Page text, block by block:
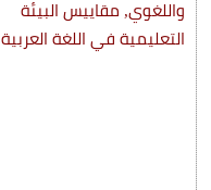
واللغوي, مقاييس البيئة
التعليمية في اللغة العربية